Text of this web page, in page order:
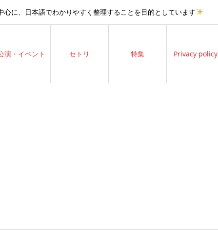
に、日本語でわかりやすく整理することを目的としています
演・イベント セトリ 特集 Privacy policy